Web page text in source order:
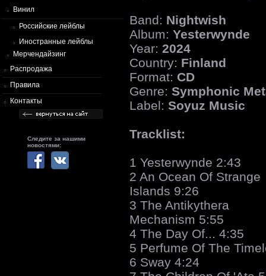
Винил
Российские лейблы
Иностранные лейблы
Мерчендайзинг
Распродажа
Правила
Контакты
Следите за нашими
новостями:
Band: Nightwish
Album: Yesterwynde
Year: 2024
Country: Finland
Format: CD
Genre: Symphonic
Label: Soyuz Music
Tracklist:
1 Yesterwynde 2:43
2 An Ocean Of Strange
Islands 9:26
3 The Antikythera
Mechanism 5:55
4 The Day Of... 4:35
5 Perfume Of The
6 Sway 4:24